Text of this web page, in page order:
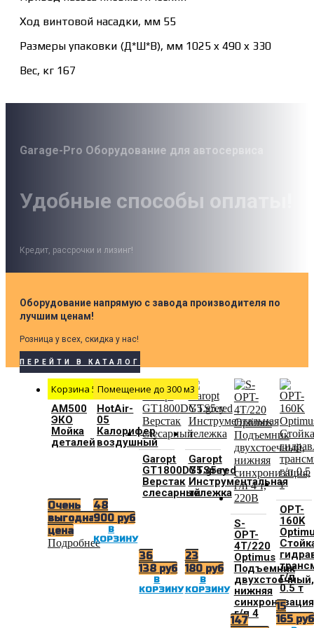
Ход винтовой насадки, мм 55
Размеры упаковки (Д*Ш*В), мм 1025 x 490 x 330
Вес, кг 167
Garage-Pro Оборудование для автосервиса
Удобные способы оплаты!
Кредит, рассрочки и лизинг!
Оборудование напрямую с завода производителя по
лучшим ценам!
Розница у всех, скидка у нас!
ПЕРЕЙТИ В КАТАЛОГ
Корзина 500 мм
АМ500
ЭКО
Мойка
деталей
Очень
выгодная
цена
Подробнее
Помещение до 300 м3
HotAir-
05
Калорифер
воздушный
48
900 руб
В
КОРЗИНУ
Garopt
GT1800DY5.grey
Верстак
слесарный
36
138 руб
В
КОРЗИНУ
Garopt
GTS5.red
Инструментальная
тележка
23
180 руб
В
КОРЗИНУ
S-
OPT-
4T/220
Optimus
Подъемник
двухстоечный,
нижняя
г/п 4
т,
147
OPT-
160K
г/п
0.5 т
15
165 руб